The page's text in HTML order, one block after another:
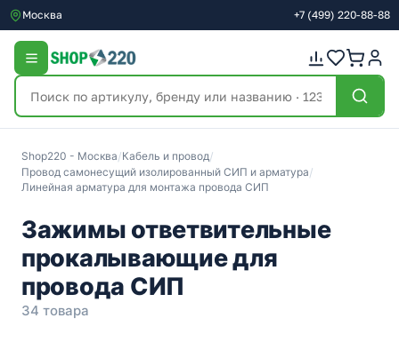
Москва +7 (499) 220-88-88
Shop220 - Москва/Кабель и провод/
Провод самонесущий изолированный СИП и арматура/
Линейная арматура для монтажа провода СИП
Зажимы ответвительные
прокалывающие для
провода СИП
34 товара